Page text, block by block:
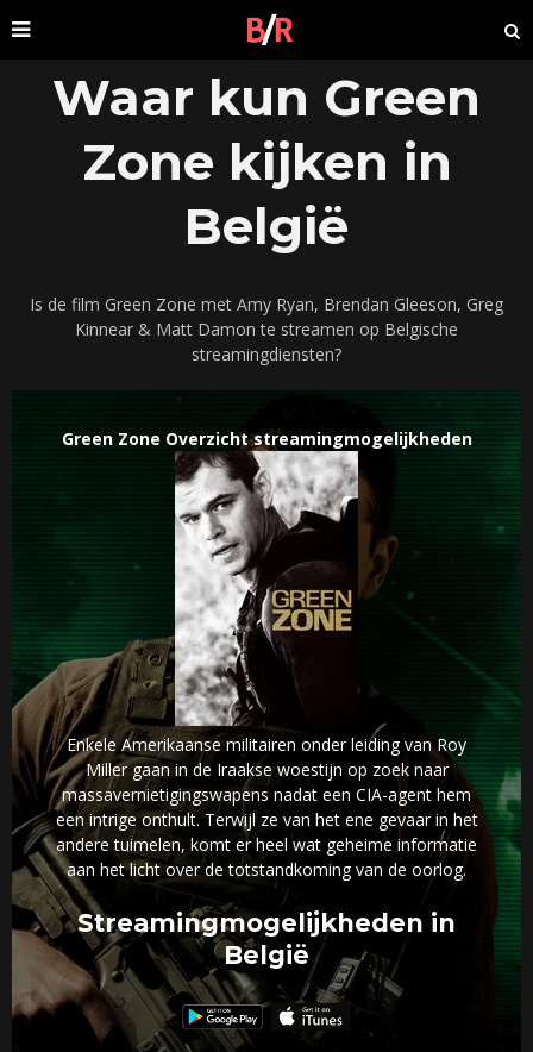
Waar kun Green
Zone kijken in
België
Is de film Green Zone met Amy Ryan, Brendan Gleeson, Greg
Kinnear & Matt Damon te streamen op Belgische
streamingdiensten?
Green Zone Overzicht streamingmogelijkheden
Enkele Amerikaanse militairen onder leiding van Roy
Miller gaan in de Iraakse woestijn op zoek naar
massavernietigingswapens nadat een CIA-agent hem
een intrige onthult. Terwijl ze van het ene gevaar in het
andere tuimelen, komt er heel wat geheime informatie
aan het licht over de totstandkoming van de oorlog.
Streamingmogelijkheden in
België